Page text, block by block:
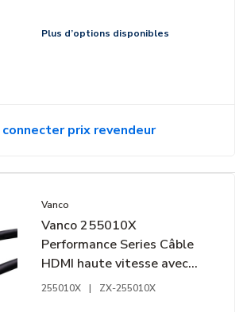
Plus d’options disponibles
connecter prix revendeur
Vanco
Vanco 255010X
Performance Series Câble
HDMI haute vitesse avec
Ethernet, 10'
255010X | ZX-255010X